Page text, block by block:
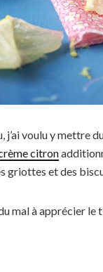
j’ai voulu y mettre
citron
griottes et des
mal à apprécier